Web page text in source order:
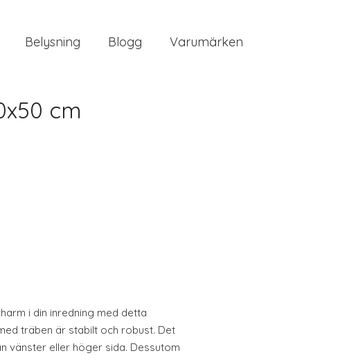
Belysning Blogg Varumärken
cm
i din inredning med detta
träben är stabilt och robust. Det
vänster eller höger sida. Dessutom